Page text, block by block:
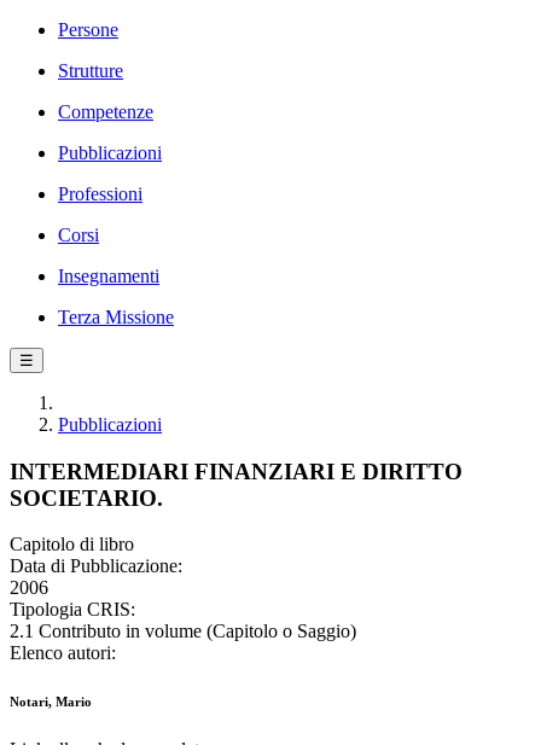
Persone
Strutture
Competenze
Pubblicazioni
Professioni
Corsi
Insegnamenti
Terza Missione
☰
Pubblicazioni
INTERMEDIARI FINANZIARI E DIRITTO
SOCIETARIO.
Capitolo di libro
Data di Pubblicazione:
2006
Tipologia CRIS:
2.1 Contributo in volume (Capitolo o Saggio)
Elenco autori:
Notari, Mario